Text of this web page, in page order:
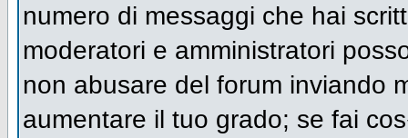
numero di messaggi che hai
moderatori e amministratori
non abusare del forum inviando
aumentare il tuo grado; se fai